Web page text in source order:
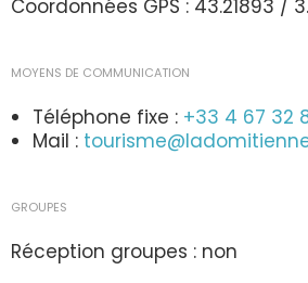
Coordonnées GPS : 43.21893 /
MOYENS DE COMMUNICATION
Téléphone fixe : +33 4 67 32
Mail :
GROUPES
Réception groupes : non